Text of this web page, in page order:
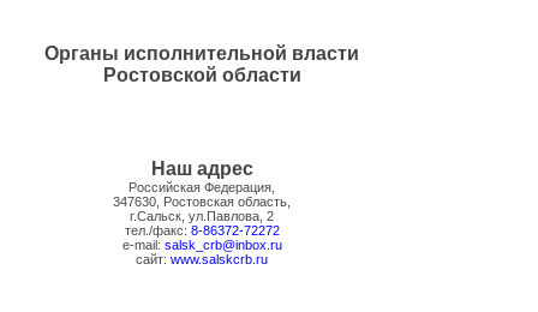
Органы исполнительной власти
Ростовской области
Наш адрес
Российская Федерация,
347630, Ростовская область,
г.Сальск, ул.Павлова, 2
тел./факс: 8-86372-72272
e-mail: salsk_crb@inbox.ru
сайт: www.salskcrb.ru